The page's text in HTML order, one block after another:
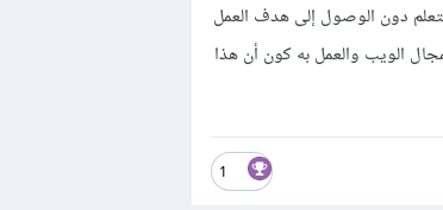
دون الوصول إلى هدف العمل
الويب والعمل به كون أن هذا
1